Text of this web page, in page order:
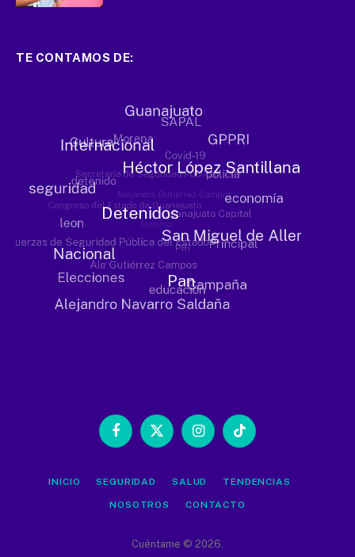
TE CONTAMOS DE:
Facebook
X
InstagramTikTok
INICIO SEGURIDAD SALUD TENDENCIAS
NOSOTROS CONTACTO
Cuéntame © 2026.